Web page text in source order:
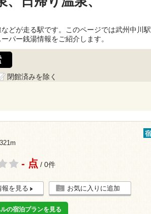
どが走る駅です。このページでは武州中川
パー銭湯情報をご紹介します。
閉館済みを除く
- 点 / 0件
報を見る お気に入りに追加
の宿泊プランを見る